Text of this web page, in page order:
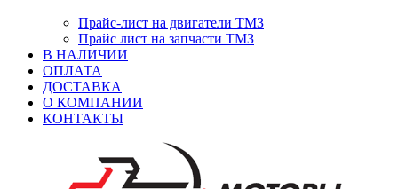
Прайс-лист на двигатели ТМЗ
Прайс лист на запчасти ТМЗ
В НАЛИЧИИ
ОПЛАТА
ДОСТАВКА
О КОМПАНИИ
КОНТАКТЫ